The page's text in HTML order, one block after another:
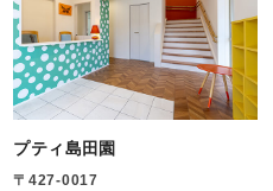
プティ島田園
〒427-0017